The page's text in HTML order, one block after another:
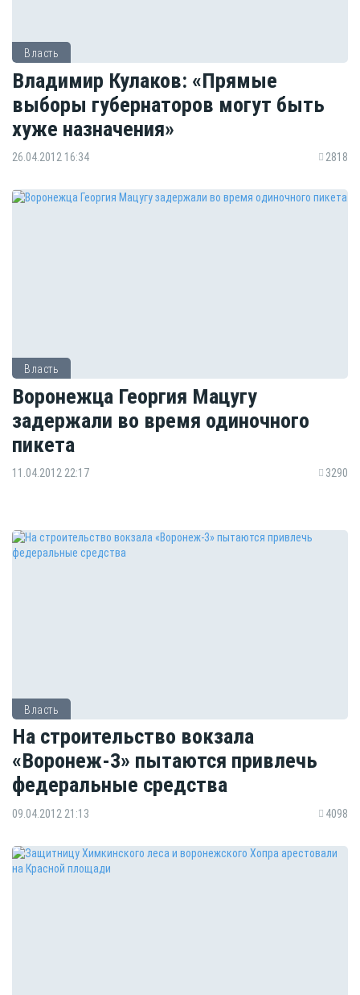
Власть
Владимир Кулаков: «Прямые
выборы губернаторов могут быть
хуже назначения»
26.04.2012 16:34 2818
Власть
Воронежца Георгия Мацугу
задержали во время одиночного
пикета
11.04.2012 22:17 3290
Власть
На строительство вокзала
«Воронеж-3» пытаются привлечь
федеральные средства
09.04.2012 21:13 4098